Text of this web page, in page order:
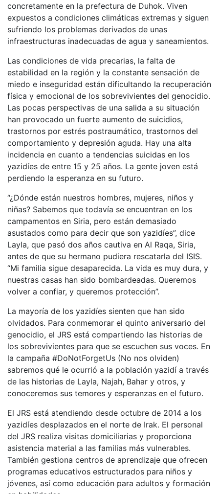
concretamente en la prefectura de Duhok. Viven
expuestos a condiciones climáticas extremas y siguen
sufriendo los problemas derivados de unas
infraestructuras inadecuadas de agua y saneamientos.
Las condiciones de vida precarias, la falta de
estabilidad en la región y la constante sensación de
miedo e inseguridad están dificultando la recuperación
física y emocional de los sobrevivientes del genocidio.
Las pocas perspectivas de una salida a su situación
han provocado un fuerte aumento de suicidios,
trastornos por estrés postraumático, trastornos del
comportamiento y depresión aguda. Hay una alta
incidencia en cuanto a tendencias suicidas en los
yazidíes de entre 15 y 25 años. La gente joven está
perdiendo la esperanza en su futuro.
“¿Dónde están nuestros hombres, mujeres, niños y
niñas? Sabemos que todavía se encuentran en los
campamentos en Siria, pero están demasiado
asustados como para decir que son yazidíes”, dice
Layla, que pasó dos años cautiva en Al Raqa, Siria,
antes de que su hermano pudiera rescatarla del ISIS.
“Mi familia sigue desaparecida. La vida es muy dura, y
nuestras casas han sido bombardeadas. Queremos
volver a confiar, y queremos protección”.
La mayoría de los yazidíes sienten que han sido
olvidados. Para conmemorar el quinto aniversario del
genocidio, el JRS está compartiendo las historias de
los sobrevivientes para que se escuchen sus voces. En
la campaña #DoNotForgetUs (No nos olviden)
sabremos qué le ocurrió a la población yazidí a través
de las historias de Layla, Najah, Bahar y otros, y
conoceremos sus temores y esperanzas en el futuro.
El JRS está atendiendo desde octubre de 2014 a los
yazidíes desplazados en el norte de Irak. El personal
del JRS realiza visitas domiciliarias y proporciona
asistencia material a las familias más vulnerables.
También gestiona centros de aprendizaje que ofrecen
programas educativos estructurados para niños y
jóvenes, así como educación para adultos y formación